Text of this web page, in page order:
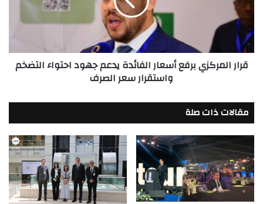
يدعم
جهود
احتواء
التضخم
واستقرار
قرار المركزي برفع أسعار الفائدة يدعم جهود احتواء التضخم
واستقرار سعر الصرف
مقالات ذات صلة